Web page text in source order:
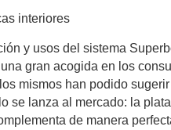
interiores
y usos del sistema
gran acogida en los
mismos han podido
se lanza al mercado: la
de manera